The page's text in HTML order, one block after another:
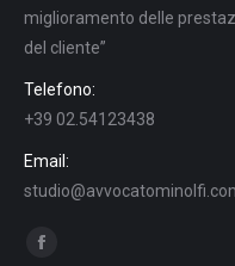
miglioramento delle
del cliente”
Telefono:
+39 02.54123438
Email:
Find us on: